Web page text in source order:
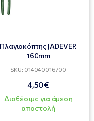
Πλαγιοκόπτης JADEVER
160mm
SKU: 014040016700
4,50€
Διαθέσιμο για άμεση
αποστολή